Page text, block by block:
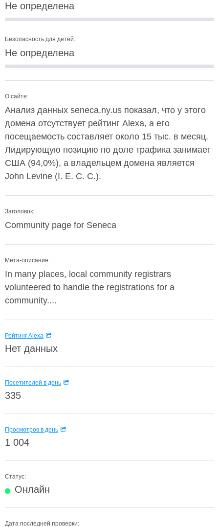
Не определена
Безопасность для детей:
Не определена
О сайте:
Анализ данных seneca.ny.us показал, что у этого
домена отсутствует рейтинг Alexa, а его
посещаемость составляет около 15 тыс. в месяц.
Лидирующую позицию по доле трафика занимает
США (94,0%), а владельцем домена является
John Levine (I. E. C. C.).
Заголовок:
Community page for Seneca
Мета-описание:
In many places, local community registrars
volunteered to handle the registrations for a
community....
Рейтинг Alexa
Нет данных
Посетителей в день
335
Просмотров в день
1 004
Статус:
Онлайн
Дата последней проверки: